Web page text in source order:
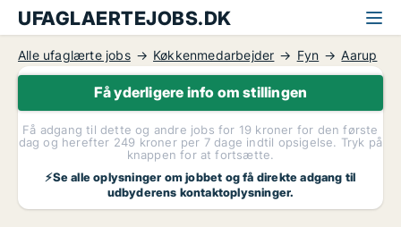
UFAGLAERTEJOBS.DK
Alle ufaglærte jobs Køkkenmedarbejder Fyn Aarup
Få yderligere info om stillingen
Få adgang til dette og andre jobs for 19 kroner for den første
dag og herefter 249 kroner per 7 dage indtil opsigelse. Tryk på
knappen for at fortsætte.
⚡Se alle oplysninger om jobbet og få direkte adgang til
udbyderens kontaktoplysninger.